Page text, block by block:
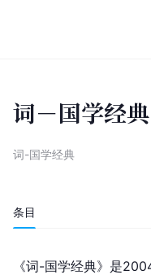
词－国学经典
词-国学经典
条目
《词-国学经典》是